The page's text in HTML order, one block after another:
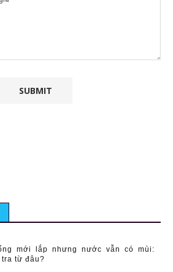
mới lắp nhưng nước vẫn có mùi:
từ đâu?